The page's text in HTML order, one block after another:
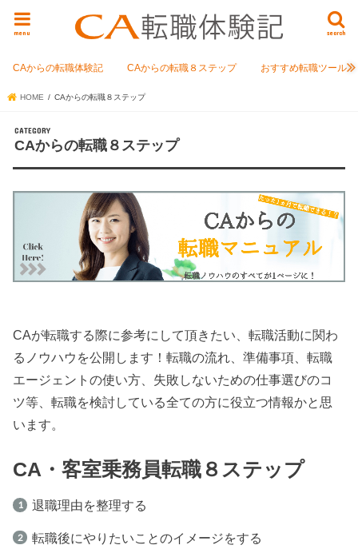
search
menu
CAからの転職体験記 CAからの転職８ステップ おすすめ転職ツール
HOME CAからの転職８ステップ
CAからの転職８ステップ
CAが転職する際に参考にして頂きたい、転職活動に関わ
るノウハウを公開します！転職の流れ、準備事項、転職
エージェントの使い方、失敗しないための仕事選びのコ
ツ等、転職を検討している全ての方に役立つ情報かと思
います。
CA・客室乗務員転職８ステップ
退職理由を整理する
転職後にやりたいことのイメージをする